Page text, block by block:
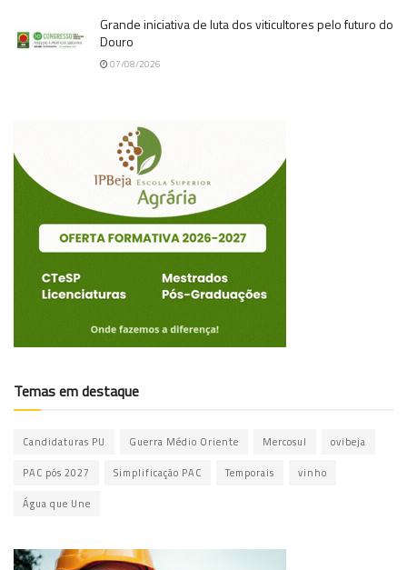
Grande iniciativa de luta dos viticultores pelo futuro do
Douro
07/08/2026
Temas em destaque
Candidaturas PU Guerra Médio Oriente Mercosul ovibeja
PAC pós 2027 Simplificação PAC Temporais vinho
Água que Une